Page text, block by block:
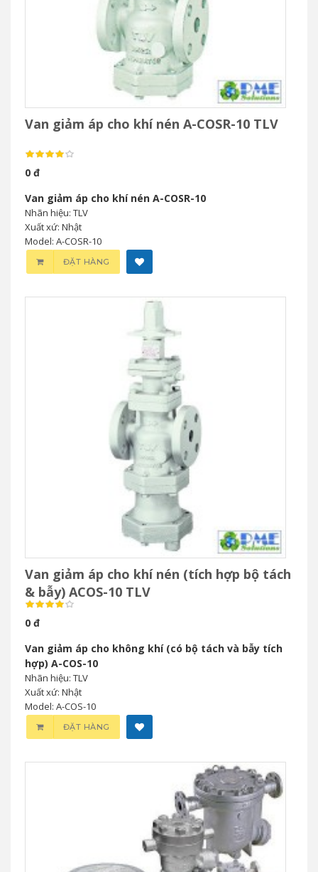
Van giảm áp cho khí nén A-COSR-10 TLV
0 đ
Van giảm áp cho khí nén A-COSR-10
Nhãn hiệu: TLV
Xuất xứ: Nhật
Model: A-COSR-10
ĐẶT HÀNG
Van giảm áp cho khí nén (tích hợp bộ tách
& bẫy) ACOS-10 TLV
0 đ
Van giảm áp cho không khí (có bộ tách và bẫy tích
hợp) A-COS-10
Nhãn hiệu: TLV
Xuất xứ: Nhật
Model: A-COS-10
ĐẶT HÀNG